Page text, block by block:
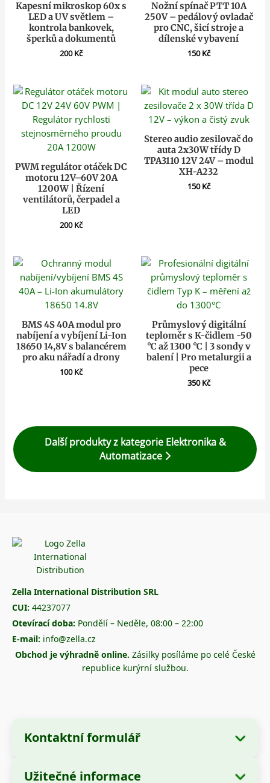
Kapesní mikroskop 60x s
LED a UV světlem –
kontrola bankovek,
šperků a dokumentů
200Kč
Nožní spínač PTT 10A
250V – pedálový ovladač
pro CNC, šicí stroje a
dílenské vybavení
150Kč
PWM regulátor otáček DC
motoru 12V–60V 20A
1200W | Řízení
ventilátorů, čerpadel a
LED
200Kč
Stereo audio zesilovač do
auta 2x30W třídy D
TPA3110 12V 24V – modul
XH-A232
150Kč
BMS 4S 40A modul pro
nabíjení a vybíjení Li-Ion
18650 14,8V s balancérem
pro aku nářadí a drony
100Kč
Průmyslový digitální
teploměr s K-čidlem -50
°C až 1300 °C | 3 sondy v
balení | Pro metalurgii a
pece
350Kč
Další produkty z kategorie Elektronika &
Automatizace
Zella International Distribution SRL
CUI: 44237077
Otevírací doba: Pondělí – Neděle, 08:00 – 22:00
E-mail: info@zella.cz
Obchod je výhradně online. Zásilky posíláme po celé České
republice kurýrní službou.
Kontaktní formulář
Užitečné informace